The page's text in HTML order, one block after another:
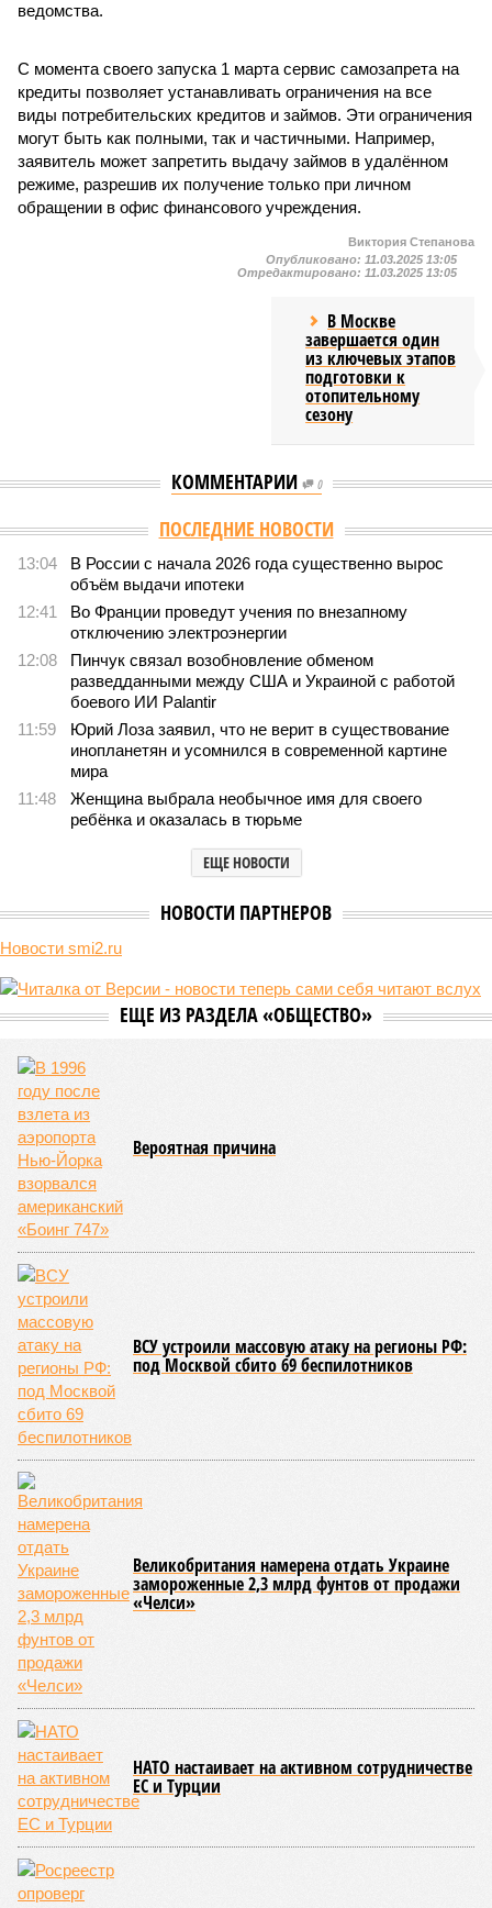
ведомства.
С момента своего запуска 1 марта сервис самозапрета на
кредиты позволяет устанавливать ограничения на все
виды потребительских кредитов и займов. Эти ограничения
могут быть как полными, так и частичными. Например,
заявитель может запретить выдачу займов в удалённом
режиме, разрешив их получение только при личном
обращении в офис финансового учреждения.
Виктория Степанова
Опубликовано: 11.03.2025 13:05
Отредактировано: 11.03.2025 13:05
В Москве
завершается один
из ключевых этапов
подготовки к
отопительному
сезону
КОММЕНТАРИИ 0
ПОСЛЕДНИЕ НОВОСТИ
13:04
В России с начала 2026 года существенно вырос
объём выдачи ипотеки
12:41
Во Франции проведут учения по внезапному
отключению электроэнергии
12:08
Пинчук связал возобновление обменом
разведданными между США и Украиной с работой
боевого ИИ Palantir
11:59
Юрий Лоза заявил, что не верит в существование
инопланетян и усомнился в современной картине
мира
11:48
Женщина выбрала необычное имя для своего
ребёнка и оказалась в тюрьме
ЕЩЕ НОВОСТИ
НОВОСТИ ПАРТНЕРОВ
Новости smi2.ru
ЕЩЕ ИЗ РАЗДЕЛА «ОБЩЕСТВО»
Вероятная причина
ВСУ устроили массовую атаку на регионы РФ:
под Москвой сбито 69 беспилотников
Великобритания намерена отдать Украине
замороженные 2,3 млрд фунтов от продажи
«Челси»
НАТО настаивает на активном сотрудничестве
ЕС и Турции